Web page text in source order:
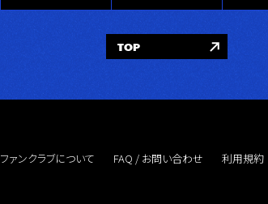
TOP
ファンクラブについて FAQ / お問い合わせ 利用規約